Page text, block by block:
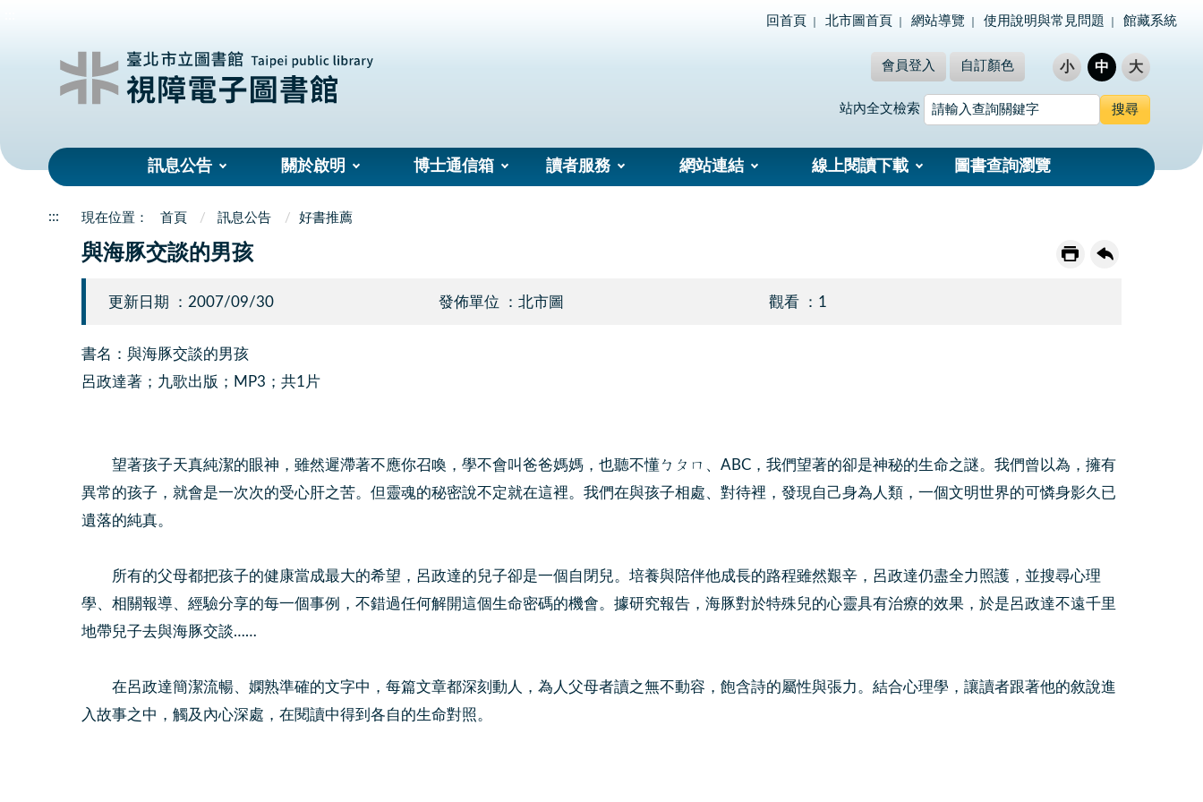
回首頁 北市圖首頁 網站導覽 使用說明與常見問題 館藏系統
會員登入 自訂顏色 小 中 大
站內全文檢索
訊息公告 關於啟明 博士通信箱 讀者服務 網站連結 線上閱讀下載 圖書查詢瀏覽
::: 首頁 訊息公告 好書推薦
與海豚交談的男孩
更新日期 ：2007/09/30 發佈單位 ：北市圖 觀看 ：1
書名：與海豚交談的男孩
呂政達著；九歌出版；MP3；共1片
望著孩子天真純潔的眼神，雖然遲滯著不應你召喚，學不會叫爸爸媽媽，也聽不懂ㄅㄆㄇ、ABC，我們望著的卻是神秘的生命之謎。我們曾以為，擁有
異常的孩子，就會是一次次的受心肝之苦。但靈魂的秘密說不定就在這裡。我們在與孩子相處、對待裡，發現自己身為人類，一個文明世界的可憐身影久已
遺落的純真。
所有的父母都把孩子的健康當成最大的希望，呂政達的兒子卻是一個自閉兒。培養與陪伴他成長的路程雖然艱辛，呂政達仍盡全力照護，並搜尋心理
學、相關報導、經驗分享的每一個事例，不錯過任何解開這個生命密碼的機會。據研究報告，海豚對於特殊兒的心靈具有治療的效果，於是呂政達不遠千里
地帶兒子去與海豚交談……
在呂政達簡潔流暢、嫻熟準確的文字中，每篇文章都深刻動人，為人父母者讀之無不動容，飽含詩的屬性與張力。結合心理學，讓讀者跟著他的敘說進
入故事之中，觸及內心深處，在閱讀中得到各自的生命對照。